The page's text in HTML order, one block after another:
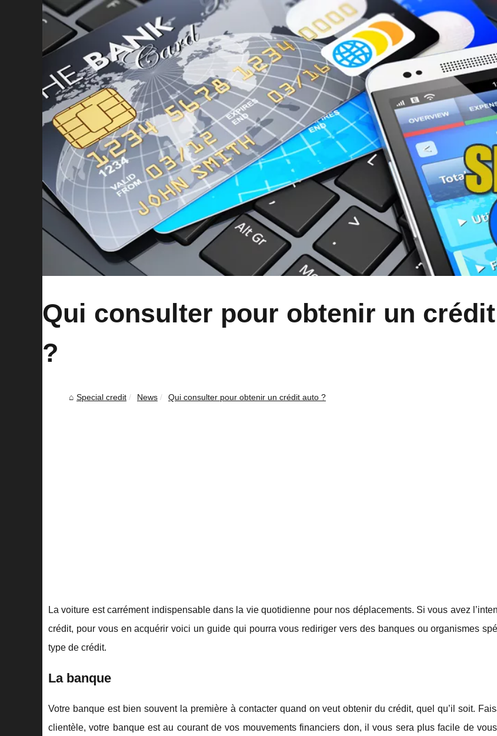
Qui consulter pour obtenir un
?
Special credit News Qui consulter pour obtenir un crédit auto ?
La voiture est carrément indispensable dans la vie quotidienne pour nos déplacements. Si vous avez
crédit, pour vous en acquérir voici un guide qui pourra vous rediriger vers des banques ou organismes
type de crédit.
La banque
Votre banque est bien souvent la première à contacter quand on veut obtenir du crédit, quel qu’il soit.
clientèle, votre banque est au courant de vos mouvements financiers don, il vous sera plus facile de